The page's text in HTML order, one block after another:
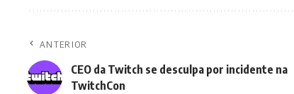
ANTERIOR
CEO da Twitch se desculpa por incidente na
TwitchCon